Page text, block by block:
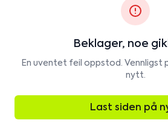
Beklager, noe
En uventet feil oppstod. Vennligst
nytt.
Last siden på